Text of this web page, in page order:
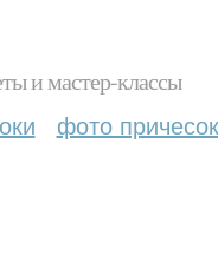
и мастер-классы
фото причесок